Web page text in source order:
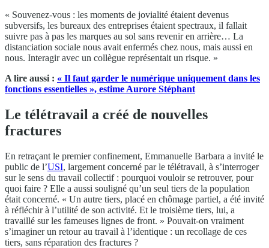
« Souvenez-vous : les moments de jovialité étaient devenus
subversifs, les bureaux des entreprises étaient spectraux, il fallait
suivre pas à pas les marques au sol sans revenir en arrière… La
distanciation sociale nous avait enfermés chez nous, mais aussi en
nous. Interagir avec un collègue représentait un risque. »
A lire aussi : « Il faut garder le numérique uniquement dans les
fonctions essentielles », estime Aurore Stéphant
Le télétravail a créé de nouvelles
fractures
En retraçant le premier confinement, Emmanuelle Barbara a invité le
public de l’USI, largement concerné par le télétravail, à s’interroger
sur le sens du travail collectif : pourquoi vouloir se retrouver, pour
quoi faire ? Elle a aussi souligné qu’un seul tiers de la population
était concerné. « Un autre tiers, placé en chômage partiel, a été invité
à réfléchir à l’utilité de son activité. Et le troisième tiers, lui, a
travaillé sur les fameuses lignes de front. » Pouvait-on vraiment
s’imaginer un retour au travail à l’identique : un recollage de ces
tiers, sans réparation des fractures ?